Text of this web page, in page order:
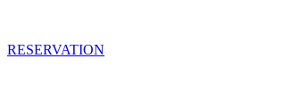
RESERVATION